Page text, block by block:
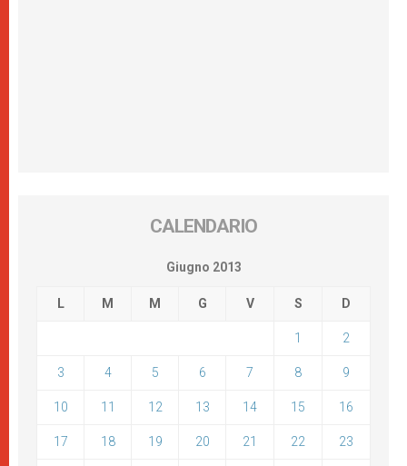
CALENDARIO
Giugno 2013
L M M G V S D
1 2
3 4 5 6 7 8 9
10 11 12 13 14 15 16
17 18 19 20 21 22 23